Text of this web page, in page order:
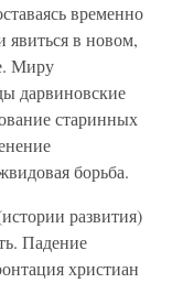
временно
явиться в новом,
Миру
дарвиновские
старинных
борьба.
развития)
Падение
христиан